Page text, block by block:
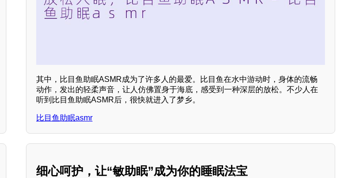
其中，比目鱼助眠ASMR成为了许多人的最爱。比目鱼在水中游动时，身体的流畅
动作，发出的轻柔声音，让人仿佛置身于海底，感受到一种深层的放松。不少人在
听到比目鱼助眠ASMR后，很快就进入了梦乡。
比目鱼助眠asmr
细心呵护，让“敏助眠”成为你的睡眠法宝